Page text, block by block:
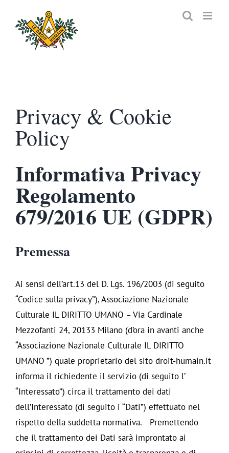
contenuto
Privacy & Cookie
Policy
Informativa Privacy
Regolamento
679/2016 UE (GDPR)
Premessa
Ai sensi dell’art.13 del D. Lgs. 196/2003 (di seguito
“Codice sulla privacy”), Associazione Nazionale
Culturale IL DIRITTO UMANO – Via Cardinale
Mezzofanti 24, 20133 Milano (d’ora in avanti anche
“Associazione Nazionale Culturale IL DIRITTO
UMANO ”) quale proprietario del sito droit-humain.it
informa il richiedente il servizio (di seguito l’
“Interessato”) circa il trattamento dei dati
dell’Interessato (di seguito i “Dati”) effettuato nel
rispetto della suddetta normativa. Premettendo
che il trattamento dei Dati sarà improntato ai